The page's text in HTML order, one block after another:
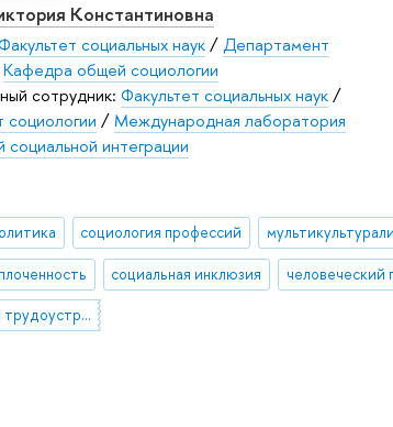
Константиновна
социальных наук/Департамент
Кафедра общей социологии
сотрудник: Факультет социальных наук/
/Международная лаборатория
социальной интеграции
социология профессий
социальная инклюзия человеческий
Инклюзивное трудоустройство